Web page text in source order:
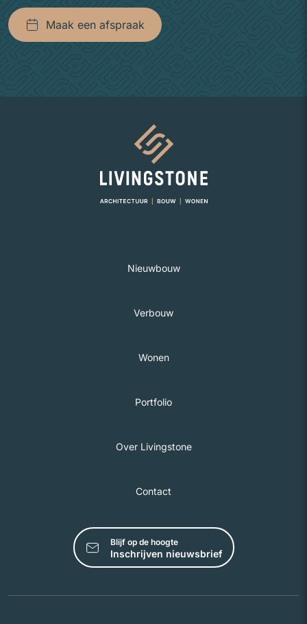
Maak een afspraak
Naar homepage
Nieuwbouw
Verbouw
Wonen
Portfolio
Over Livingstone
Contact
Blijf op de hoogte
Inschrijven nieuwsbrief